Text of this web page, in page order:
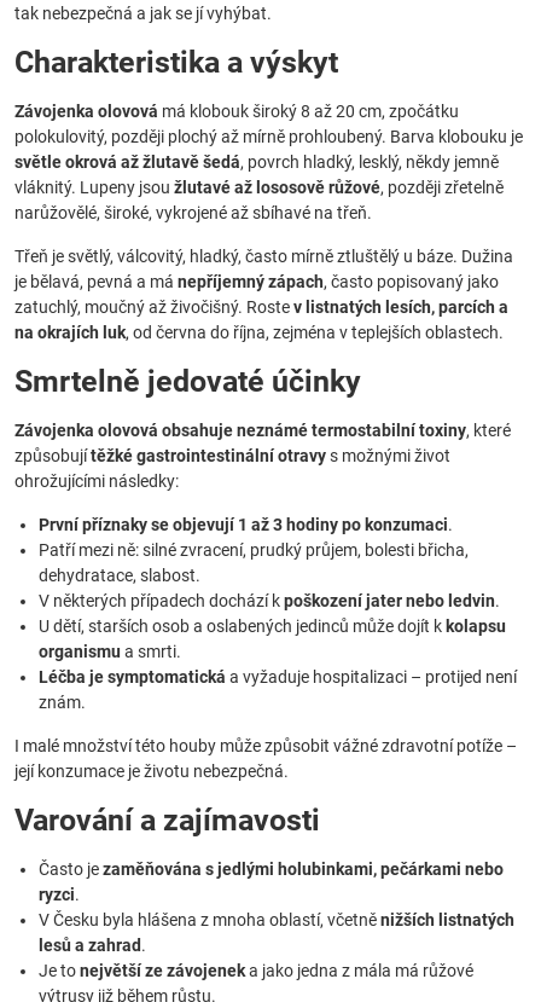
tak nebezpečná a jak se jí vyhýbat.
Charakteristika a výskyt
Závojenka olovová má klobouk široký 8 až 20 cm, zpočátku
polokulovitý, později plochý až mírně prohloubený. Barva klobouku je
světle okrová až žlutavě šedá, povrch hladký, lesklý, někdy jemně
vláknitý. Lupeny jsou žlutavé až lososově růžové, později zřetelně
narůžovělé, široké, vykrojené až sbíhavé na třeň.
Třeň je světlý, válcovitý, hladký, často mírně ztluštělý u báze. Dužina
je bělavá, pevná a má nepříjemný zápach, často popisovaný jako
zatuchlý, moučný až živočišný. Rostev listnatých lesích, parcích a
na okrajích luk, od června do října, zejména v teplejších oblastech.
Smrtelně jedovaté účinky
Závojenka olovová obsahuje neznámé termostabilní toxiny, které
způsobujítěžké gastrointestinální otravys možnými život
ohrožujícími následky:
První příznaky se objevují 1 až 3 hodiny po konzumaci.
Patří mezi ně: silné zvracení, prudký průjem, bolesti břicha,
dehydratace, slabost.
V některých případech dochází kpoškození jater nebo ledvin.
U dětí, starších osob a oslabených jedinců může dojít k kolapsu
organismu a smrti.
Léčba je symptomatická a vyžaduje hospitalizaci – protijed není
znám.
I malé množství této houby může způsobit vážné zdravotní potíže –
její konzumace je životu nebezpečná.
Varování a zajímavosti
Často jezaměňována s jedlými holubinkami, pečárkami nebo
ryzci.
V Česku byla hlášena z mnoha oblastí, včetněnižších listnatých
lesů a zahrad.
Je tonejvětší ze závojeneka jako jedna z mála má růžové
výtrusy již během růstu.